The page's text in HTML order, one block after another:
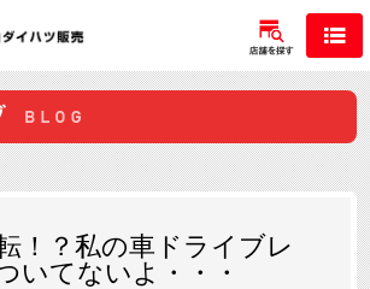
！？私の車ドライブレ
いてないよ・・・